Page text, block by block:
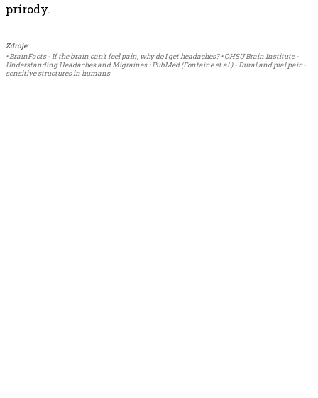
prírody.
Zdroje:
• BrainFacts - If the brain can’t feel pain, why do I get headaches? • OHSU Brain Institute -
Understanding Headaches and Migraines • PubMed (Fontaine et al.) - Dural and pial pain-
sensitive structures in humans